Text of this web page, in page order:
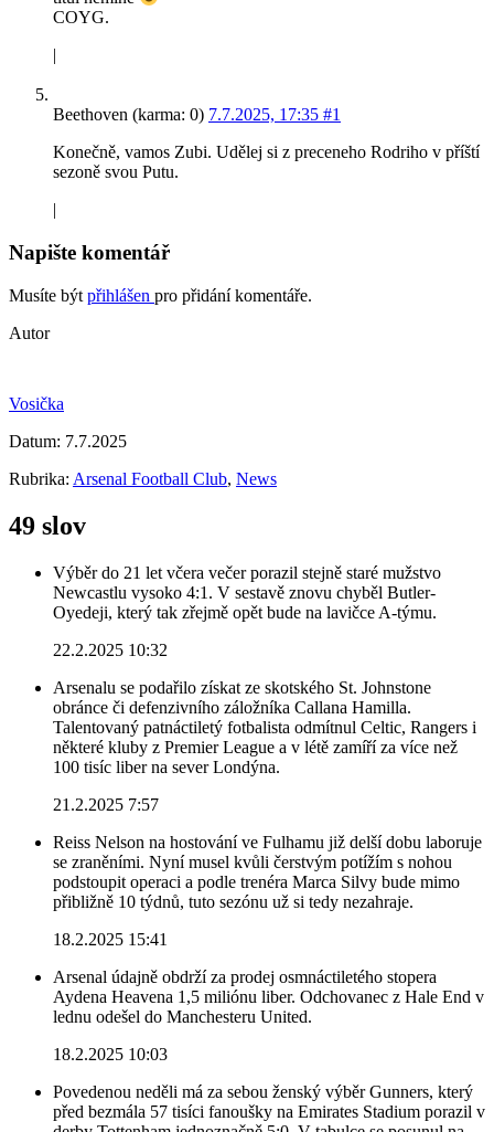
COYG.
Beethoven (karma: 0) 7.7.2025, 17:35 #1
Konečně, vamos Zubi. Udělej si z preceneho Rodriho v příští
sezoně svou Putu.
Napište komentář
Musíte být přihlášen pro přidání komentáře.
Autor
Vosička
Datum: 7.7.2025
Rubrika: Arsenal Football Club, News
49 slov
Výběr do 21 let včera večer porazil stejně staré mužstvo
Newcastlu vysoko 4:1. V sestavě znovu chyběl Butler-
Oyedeji, který tak zřejmě opět bude na lavičce A-týmu.
22.2.2025 10:32
Arsenalu se podařilo získat ze skotského St. Johnstone
obránce či defenzivního záložníka Callana Hamilla.
Talentovaný patnáctiletý fotbalista odmítnul Celtic, Rangers i
některé kluby z Premier League a v létě zamíří za více než
100 tisíc liber na sever Londýna.
21.2.2025 7:57
Reiss Nelson na hostování ve Fulhamu již delší dobu laboruje
se zraněními. Nyní musel kvůli čerstvým potížím s nohou
podstoupit operaci a podle trenéra Marca Silvy bude mimo
přibližně 10 týdnů, tuto sezónu už si tedy nezahraje.
18.2.2025 15:41
Arsenal údajně obdrží za prodej osmnáctiletého stopera
Aydena Heavena 1,5 miliónu liber. Odchovanec z Hale End v
lednu odešel do Manchesteru United.
18.2.2025 10:03
Povedenou neděli má za sebou ženský výběr Gunners, který
před bezmála 57 tisíci fanoušky na Emirates Stadium porazil v